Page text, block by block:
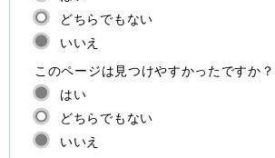
どちらでもない
いいえ
このページは見つけやすかったですか？
はい
どちらでもない
いいえ